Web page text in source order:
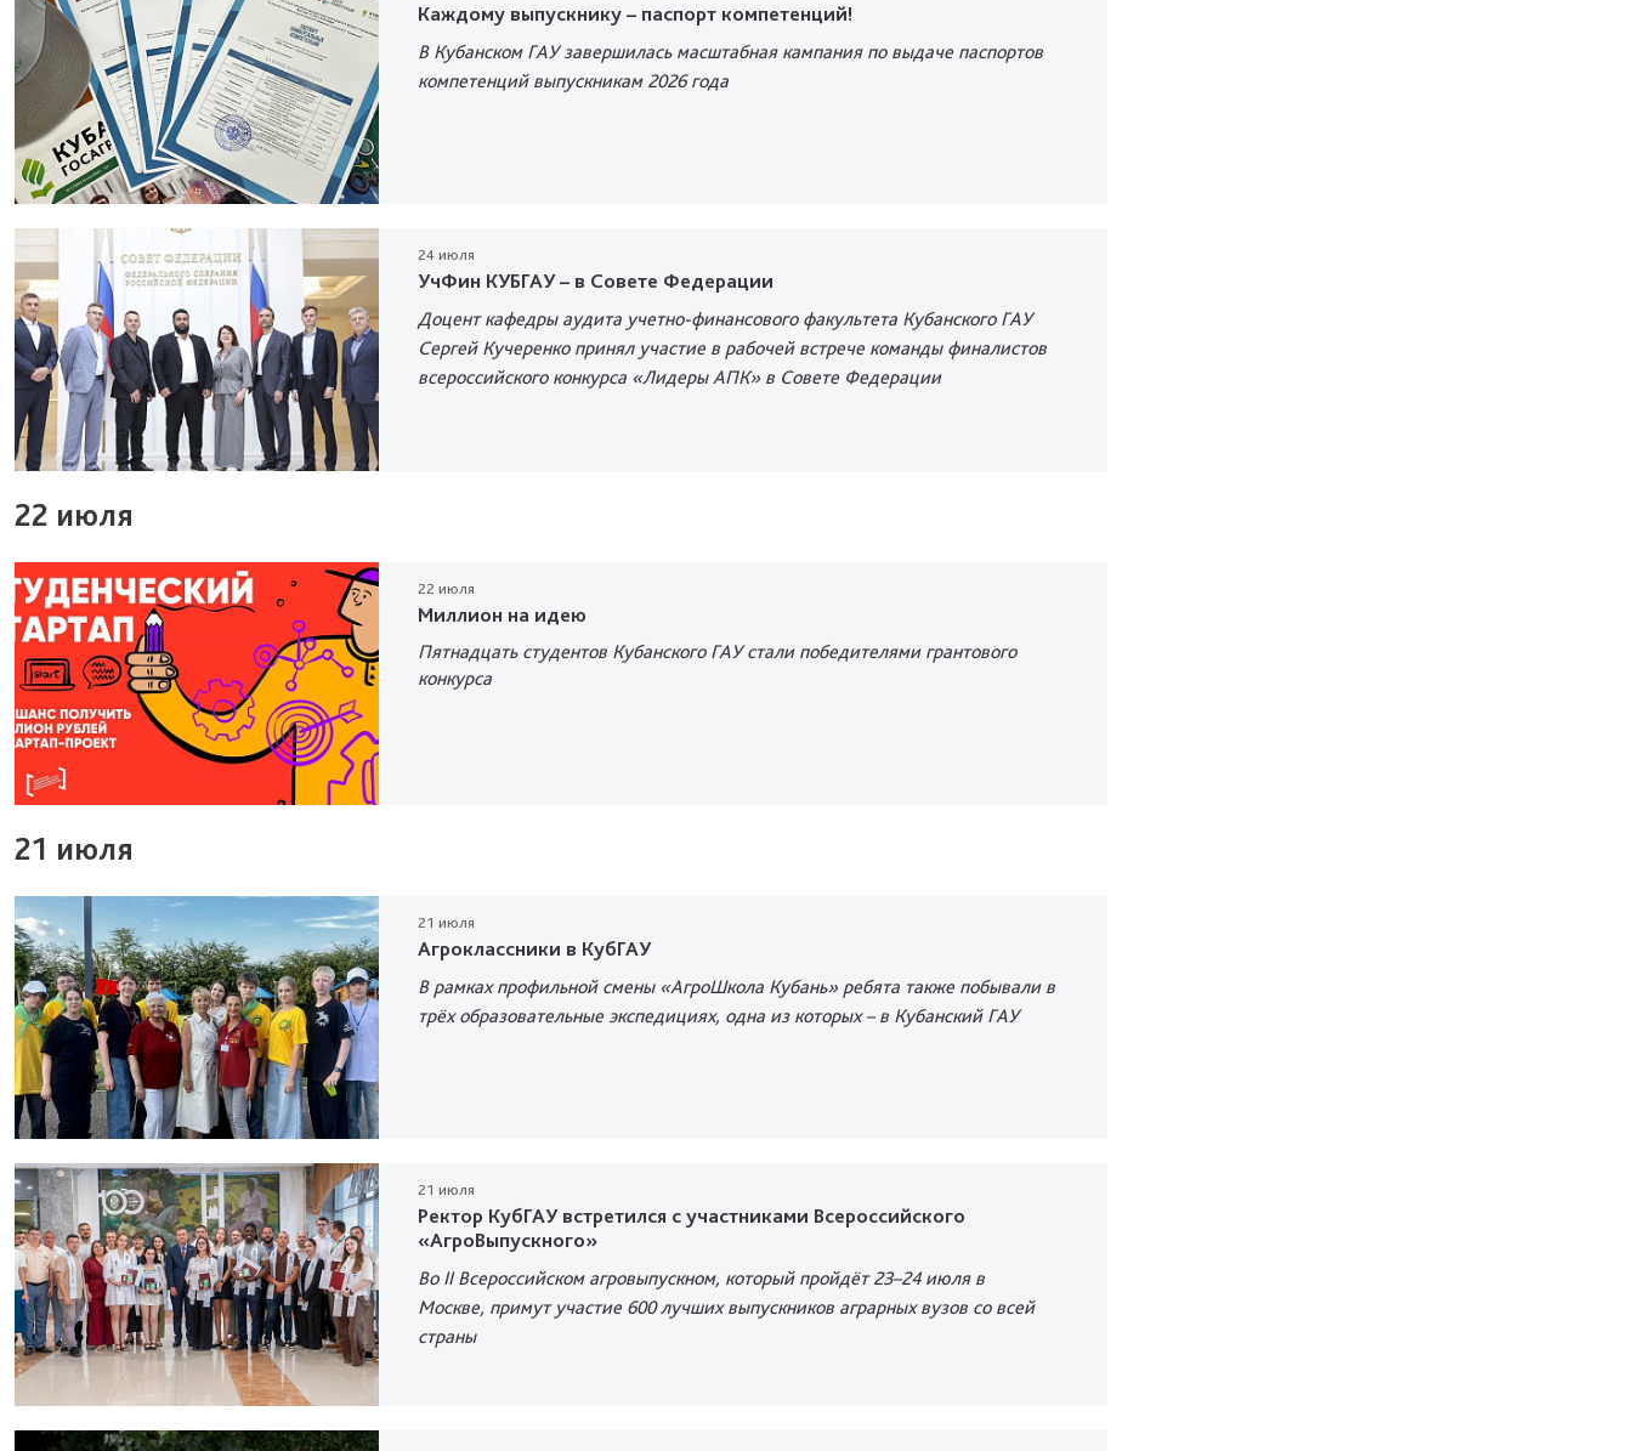
Каждому выпускнику – паспорт компетенций!
В Кубанском ГАУ завершилась масштабная кампания по выдаче паспортов
компетенций выпускникам 2026 года
24 июля
УчФин КУБГАУ – в Совете Федерации
Доцент кафедры аудита учетно-финансового факультета Кубанского ГАУ
Сергей Кучеренко принял участие в рабочей встрече команды финалистов
всероссийского конкурса «Лидеры АПК» в Совете Федерации
22 июля
22 июля
Миллион на идею
Пятнадцать студентов Кубанского ГАУ стали победителями грантового
конкурса
21 июля
21 июля
Агроклассники в КубГАУ
В рамках профильной смены «АгроШкола Кубань» ребята также побывали в
трёх образовательные экспедициях, одна из которых – в Кубанский ГАУ
21 июля
Ректор КубГАУ встретился с участниками Всероссийского
«АгроВыпускного»
Во II Всероссийском агровыпускном, который пройдёт 23–24 июля в
Москве, примут участие 600 лучших выпускников аграрных вузов со всей
страны